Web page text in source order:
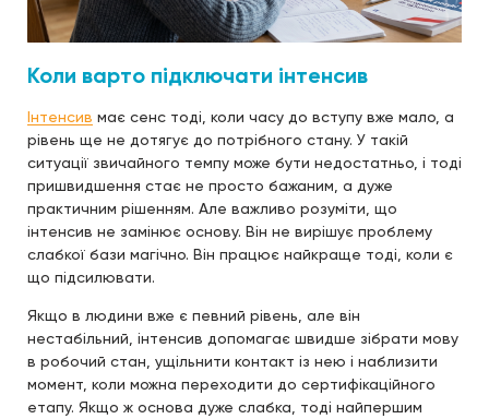
Коли варто підключати інтенсив
Інтенсив має сенс тоді, коли часу до вступу вже мало, а
рівень ще не дотягує до потрібного стану. У такій
ситуації звичайного темпу може бути недостатньо, і тоді
пришвидшення стає не просто бажаним, а дуже
практичним рішенням. Але важливо розуміти, що
інтенсив не замінює основу. Він не вирішує проблему
слабкої бази магічно. Він працює найкраще тоді, коли є
що підсилювати.
Якщо в людини вже є певний рівень, але він
нестабільний, інтенсив допомагає швидше зібрати мову
в робочий стан, ущільнити контакт із нею і наблизити
момент, коли можна переходити до сертифікаційного
етапу. Якщо ж основа дуже слабка, тоді найпершим